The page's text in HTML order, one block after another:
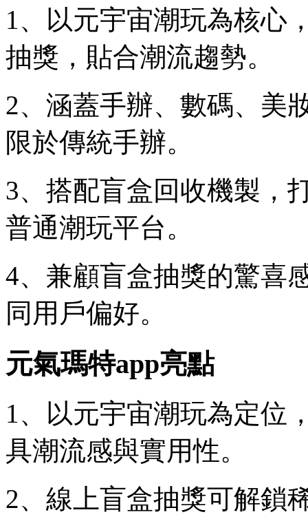
1、以元宇宙潮玩為核心
抽獎，貼合潮流趨勢。
2、涵蓋手辦、數碼、美
限於傳統手辦。
3、搭配盲盒回收機製，
普通潮玩平台。
4、兼顧盲盒抽獎的驚喜
同用戶偏好。
元氣瑪特app亮點
1、以元宇宙潮玩為定位
具潮流感與實用性。
2、線上盲盒抽獎可解鎖